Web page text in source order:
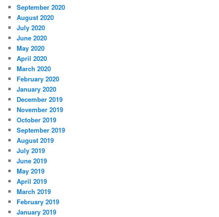
September 2020
August 2020
July 2020
June 2020
May 2020
April 2020
March 2020
February 2020
January 2020
December 2019
November 2019
October 2019
September 2019
August 2019
July 2019
June 2019
May 2019
April 2019
March 2019
February 2019
January 2019